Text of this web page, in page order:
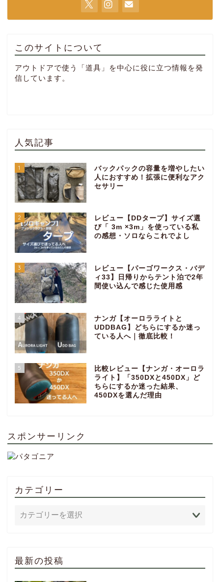
このサイトについて
アウトドアで使う「道具」を中心に役に立つ情報を発
信しています。
人気記事
1
バックパックの容量を増やしたい
人におすすめ！拡張に便利なアク
セサリー
2
レビュー【DDタープ】サイズ選
び「 3m ×3m」を使っている私
の感想・ソロならこれでよし
3
レビュー【パーゴワークス・バデ
ィ33】日帰りからテント泊で2年
間使い込んで感じた使用感
4
ナンガ【オーロラライトと
UDDBAG】どちらにするか迷っ
ている人へ｜徹底比較！
5
比較レビュー【ナンガ・オーロラ
ライト】「350DXと450DX」ど
ちらにするか迷った結果、
450DXを選んだ理由
スポンサーリンク
カテゴリー
最新の投稿